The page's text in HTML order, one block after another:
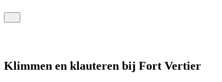
Klimmen en klauteren bij Fort Vertier